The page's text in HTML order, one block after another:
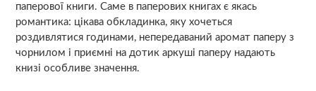
паперової книги. Саме в паперових книгах є якась
романтика: цікава обкладинка, яку хочеться
роздивлятися годинами, непередаваний аромат паперу з
чорнилом і приємні на дотик аркуші паперу надають
книзі особливе значення.